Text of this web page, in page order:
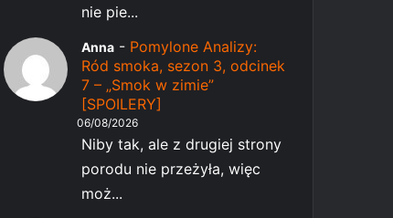
nie pie...
Anna - Pomylone Analizy:
Ród smoka, sezon 3, odcinek
7 – „Smok w zimie”
[SPOILERY]
06/08/2026
Niby tak, ale z drugiej strony
porodu nie przeżyła, więc
moż...